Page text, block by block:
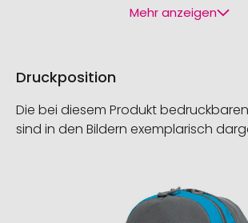
Mehr anzeigen
Druckposition
Die bei diesem Produkt
sind in den Bildern exemplarisch